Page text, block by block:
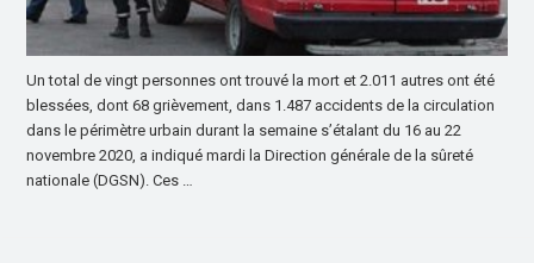
Un total de vingt personnes ont trouvé la mort et 2.011 autres ont été
blessées, dont 68 grièvement, dans 1.487 accidents de la circulation
dans le périmètre urbain durant la semaine s’étalant du 16 au 22
novembre 2020, a indiqué mardi la Direction générale de la sûreté
nationale (DGSN). Ces …